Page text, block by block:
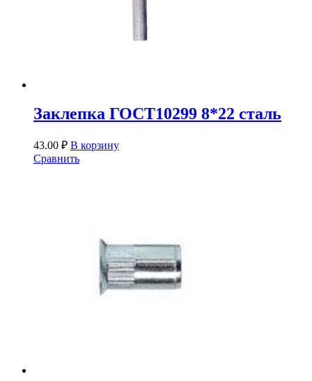
Заклепка ГОСТ10299 8*22 сталь
43.00 ₽ В корзину
Сравнить